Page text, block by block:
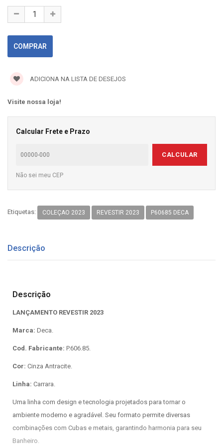
ADICIONA NA LISTA DE DESEJOS
Visite nossa loja!
Calcular Frete e Prazo
CALCULAR
Não sei meu CEP
Etiquetas: COLEÇAO 2023 REVESTIR 2023 P60685 DECA
Descrição
Descrição
LANÇAMENTO REVESTIR 2023
Marca: Deca.
Cod. Fabricante: P.606.85.
Cor: Cinza Antracite.
Linha: Carrara.
Uma linha com design e tecnologia projetados para tornar o
ambiente moderno e agradável. Seu formato permite diversas
combinações com Cubas e metais, garantindo harmonia para seu
Banheiro.